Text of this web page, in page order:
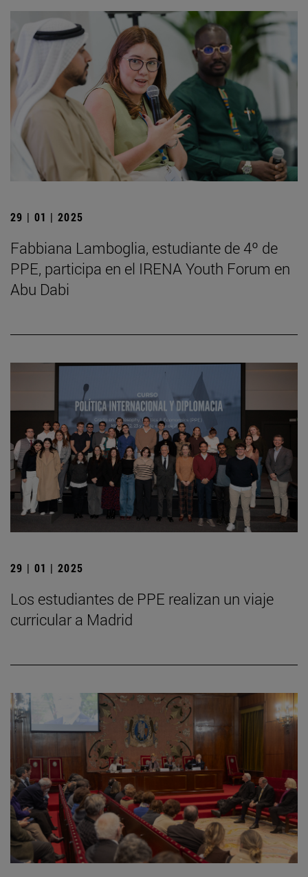
29 | 01 | 2025
Fabbiana Lamboglia, estudiante de 4º de
PPE, participa en el IRENA Youth Forum en
Abu Dabi
29 | 01 | 2025
Los estudiantes de PPE realizan un viaje
curricular a Madrid